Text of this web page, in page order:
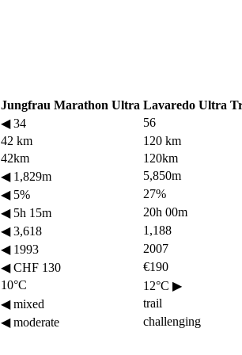
Jungfrau Marathon Ultra Lavaredo Ultra
◀34
56
42 km
120 km
42km
120km
◀1,829m
5,850m
◀5%
27%
◀5h 15m
20h 00m
◀3,618
1,188
◀1993
2007
◀CHF 130
€190
10°C 12°C ▶
◀mixed
trail
◀moderate
challenging